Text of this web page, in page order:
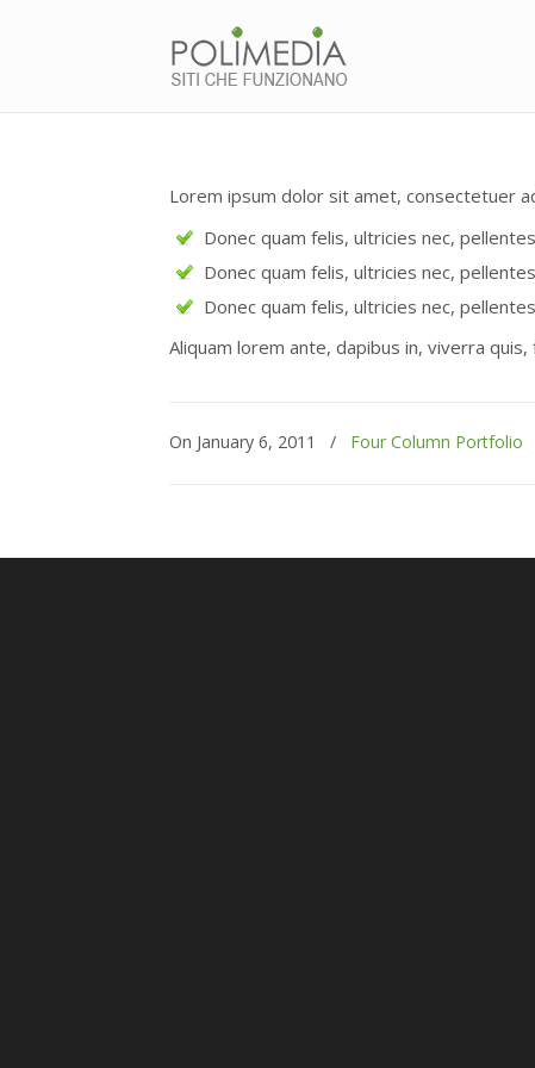
Lorem ipsum dolor sit amet, consectetuer
Donec quam felis, ultricies nec,
Donec quam felis, ultricies nec,
Donec quam felis, ultricies nec,
Aliquam lorem ante, dapibus in, viverra
On January 6, 2011 / Four Column Portfolio